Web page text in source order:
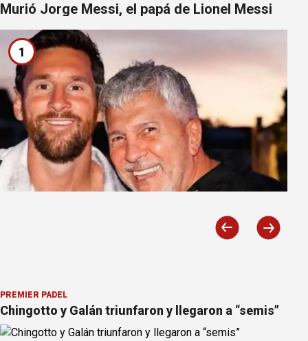
1
Murió Jorge Messi, el papá de Lionel Messi
PREMIER PÁDEL
Chingotto y Galán triunfaron y llegaron a “semis”